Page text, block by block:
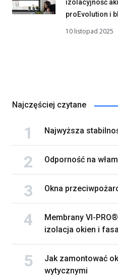
izolacyjność
proEvolution i
10 listopad 2025
Najczęściej czytane
Najwyższa
Odporność na
Okna
Membrany VI-
izolacja okien i
Jak zamontować
wytycznymi